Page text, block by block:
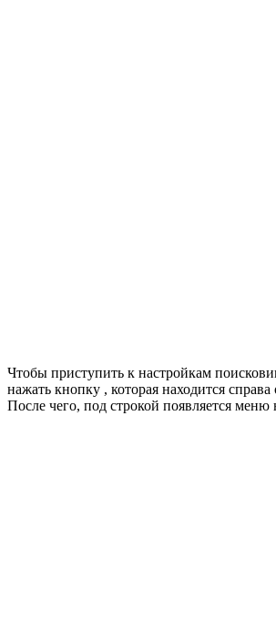
Чтобы приступить к настройкам
нажать кнопку , которая находится справа
После чего, под строкой появляется меню